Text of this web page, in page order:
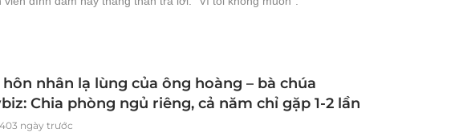
403 ngày trước
hôn nhân lạ lùng của ông hoàng – bà chúa
Chia phòng ngủ riêng, cả năm chỉ gặp 1-2 lần